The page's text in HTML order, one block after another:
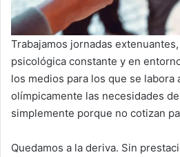
Trabajamos jornadas
psicológica constante y en
los medios para los que se labora
olímpicamente las necesidades
simplemente porque no cotizan
Quedamos a la deriva. Sin